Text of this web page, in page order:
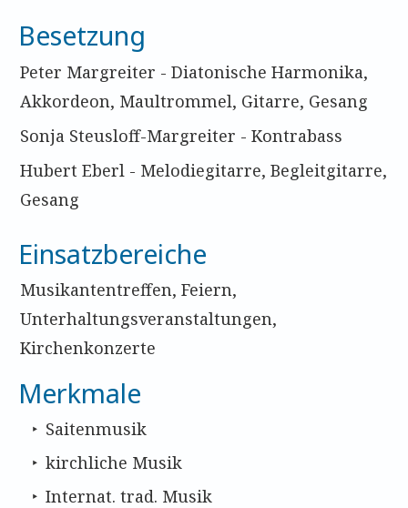
Besetzung
Peter Margreiter - Diatonische Harmonika,
Akkordeon, Maultrommel, Gitarre, Gesang
Sonja Steusloff-Margreiter - Kontrabass
Hubert Eberl - Melodiegitarre, Begleitgitarre,
Gesang
Einsatzbereiche
Musikantentreffen, Feiern,
Unterhaltungsveranstaltungen,
Kirchenkonzerte
Merkmale
Saitenmusik
kirchliche Musik
Internat. trad. Musik